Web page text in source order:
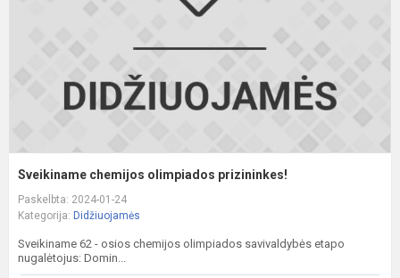
Sveikiname chemijos olimpiados prizininkes!
Paskelbta: 2024-01-24
Kategorija: Didžiuojamės
Sveikiname 62 - osios chemijos olimpiados savivaldybės etapo
nugalėtojus: Domin...